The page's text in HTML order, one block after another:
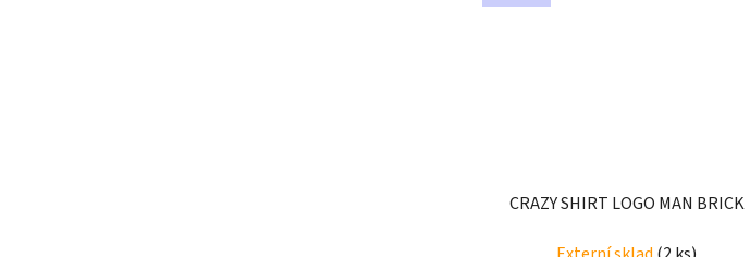
CRAZY SHIRT LOGO MAN BRICK